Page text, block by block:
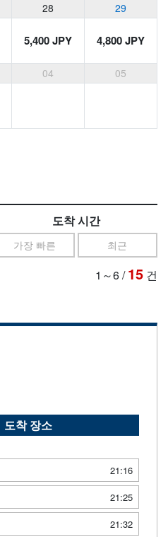
28 29
5,400 JPY 4,800 JPY
04 05
도착 시간
가장 빠른 최근
1～6/15 건
도착 장소
21:16
21:25
21:32